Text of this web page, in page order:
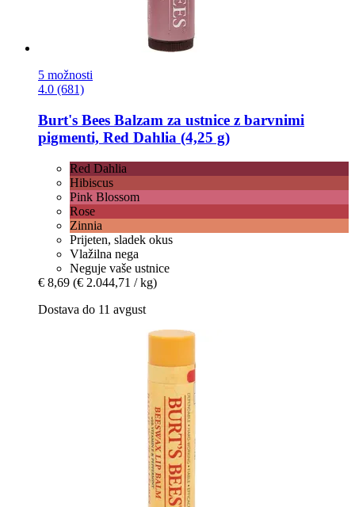
5 možnosti
4.0 (681)
Burt's Bees Balzam za ustnice z barvnimi
pigmenti, Red Dahlia (4,25 g)
Red Dahlia
Hibiscus
Pink Blossom
Rose
Zinnia
Prijeten, sladek okus
Vlažilna nega
Neguje vaše ustnice
€ 8,69 (€ 2.044,71 / kg)
Dostava do 11 avgust